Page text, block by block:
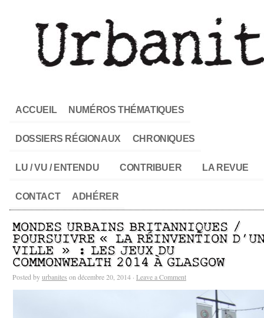
ACCUEIL NUMÉROS THÉMATIQUES
DOSSIERS RÉGIONAUX CHRONIQUES
LU / VU / ENTENDU CONTRIBUER LA REVUE
CONTACT ADHÉRER
MONDES URBAINS BRITANNIQUES /
POURSUIVRE « LA RÉINVENTION
VILLE » : LES JEUX DU
COMMONWEALTH 2014 À GLASGOW
Posted byurbanites on décembre 20, 2014 · Leave a Comment